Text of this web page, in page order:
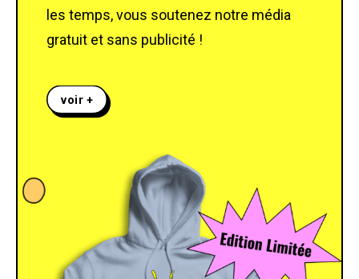
les temps, vous soutenez notre média
gratuit et sans publicité !
voir +